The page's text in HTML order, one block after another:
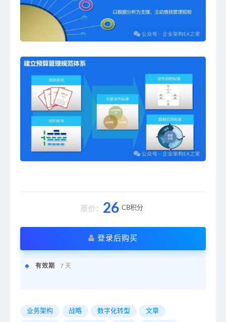
原价： 26 CB积分
登录后购买
有效期 7 天
业务架构 战略 数字化转型 文章